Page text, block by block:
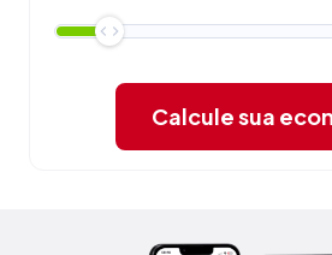
Calcule sua